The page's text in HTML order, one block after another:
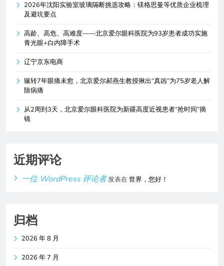
2026年沈阳实验室玻璃隔断挑选攻略：镁格思曼等优质企业梳理
及避坑要点
高龄、高危、高难度——北京爱尔眼科医院为93岁患者成功实施
青光眼+白内障手术
辽宁京东电商
辗转7年眼痛未愈，北京爱尔郝燕生教授揪出“真凶”为75岁老人解
除病痛
从2周到3天，北京爱尔眼科医院为新疆高度近视患者“抢时间”摘
镜
近期评论
一位 WordPress 评论者发表在世界，您好！
归档
2026 年 8 月
2026 年 7 月